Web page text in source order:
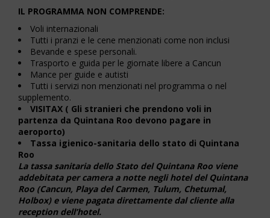
IL PROGRAMMA NON COMPRENDE:
Voli internazionali
Tutti i pranzi e le cene menzionati come non inclusi
Bevande e spese personali.
Trasporto e guida per le giornate libere a Cancun
Mance per guide e autisti
Tutti i servizi non menzionati nel programma o nel
supplemento.
VISITAX ( Gli stranieri che prendono voli in
partenza da Quintana Roo devono pagare in
aeroporto)
Tassa igienico-sanitaria dello stato di Quintana
Roo
La tassa sanitaria dello Stato del Quintana Roo viene
addebitata per camera a notte negli hotel del Quintana
Roo (Cancun, Playa del Carmen, Tulum, Chetumal,
Holbox) e viene pagata direttamente dal cliente alla
reception dell’hotel.